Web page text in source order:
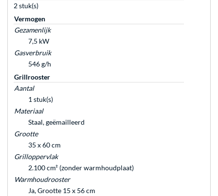
2 stuk(s)
Vermogen
Gezamenlijk
7,5 kW
Gasverbruik
546 g/h
Grillrooster
Aantal
1 stuk(s)
Materiaal
Staal, geëmailleerd
Grootte
35 x 60 cm
Grilloppervlak
2.100 cm² (zonder warmhoudplaat)
Warmhoudrooster
Ja, Grootte 15 x 56 cm